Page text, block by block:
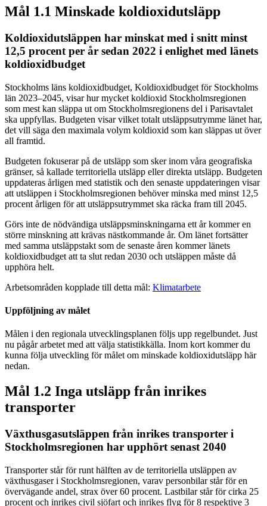
Mål 1.1 Minskade koldioxidutsläpp
Koldioxidutsläppen har minskat med i snitt minst
12,5 procent per år sedan 2022 i enlighet med länets
koldioxidbudget
Stockholms läns koldioxidbudget, Koldioxidbudget för Stockholms
län 2023–2045, visar hur mycket koldioxid Stockholmsregionen
som mest kan släppa ut om Stockholmsregionens del i Parisavtalet
ska uppfyllas. Budgeten visar vilket totalt utsläppsutrymme länet har,
det vill säga den maximala volym koldioxid som kan släppas ut över
all framtid.
Budgeten fokuserar på de utsläpp som sker inom våra geografiska
gränser, så kallade territoriella utsläpp eller direkta utsläpp. Budgeten
uppdateras årligen med statistik och den senaste uppdateringen visar
att utsläppen i Stockholmsregionen behöver minska med minst 12,5
procent årligen för att utsläppsutrymmet ska räcka fram till 2045.
Görs inte de nödvändiga utsläpps­minskningarna ett år kommer en
större minskning att krävas nästkommande år. Om länet fortsätter
med samma utsläpps­takt som de senaste åren kommer länets
koldioxid­budget att ta slut redan 2030 och utsläppen måste då
upphöra helt.
Arbetsområden kopplade till detta mål: Klimatarbete
Uppföljning av målet
Målen i den regionala utvecklingsplanen följs upp regelbundet. Just
nu pågår arbetet med att välja statistikkälla. Inom kort kommer du
kunna följa utveckling för målet om minskade koldioxid­­utsläpp här
nedan.
Mål 1.2 Inga utsläpp från inrikes
transporter
Växthusgasutsläppen från inrikes transporter i
Stockholmsregionen har upphört senast 2040
Transporter står för runt hälften av de territoriella utsläppen av
växthusgaser i Stockholmsregionen, varav personbilar står för en
övervägande andel, strax över 60 procent. Lastbilar står för cirka 25
procent och inrikes civil sjöfart och inrikes flyg för 8 respektive 3